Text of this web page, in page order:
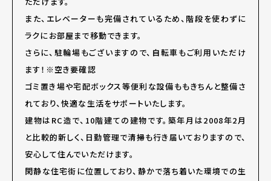
また、エレベーターも完備されているため、階段を使わずに
ラクにお部屋まで移動できます。
さらに、駐輪場もございますので、自転車もご利用いただけ
ます！※空き要確認
ゴミ置き場や宅配ボックス等便利な設備ももきちんと整備さ
れており、快適な生活をサポートいたします。
建物はRC造で、10階建ての建物です。築年月は2008年2月
と比較的新しく、日勤管理で清掃も行き届いておりますので、
安心して住んでいただけます。
閑静な住宅街に位置しており、静かで落ち着いた環境での生